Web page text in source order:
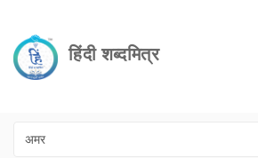
हिंदी शब्दमित्र